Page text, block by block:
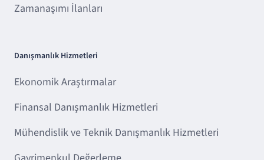
Zamanaşımı İlanları
Danışmanlık Hizmetleri
Ekonomik Araştırmalar
Finansal Danışmanlık Hizmetleri
Mühendislik ve Teknik Danışmanlık Hizmetleri